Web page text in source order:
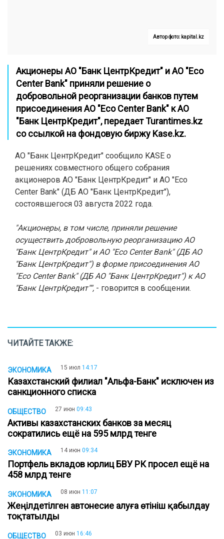
Автор фото: kapital.kz
Акционеры АО "Банк ЦентрКредит" и АО "Eco
Center Bank" приняли решение о
добровольной реорганизации банков путем
присоединения АО "Eco Center Bank" к АО
"Банк ЦентрКредит", передаетTurantimes.kz
со ссылкой на фондовую биржу Kase.kz.
АО "Банк ЦентрКредит" сообщило KASE о
решениях совместного общего собрания
акционеров АО "Банк ЦентрКредит" и АО "Eco
Center Bank" (ДБ АО "Банк ЦентрКредит"),
состоявшегося 03 августа 2022 года.
"Акционеры, в том числе, приняли решение
осуществить добровольную реорганизацию АО
"Банк ЦентрКредит" и АО "Eco Center Bank" (ДБ АО
"Банк ЦентрКредит") в форме присоединения АО
"Eco Center Bank" (ДБ АО "Банк ЦентрКредит") к АО
"Банк ЦентрКредит"", - говорится в сообщении.
ЧИТАЙТЕ ТАКЖЕ:
ЭКОНОМИКА 15 июл 14:17
Казахстанский филиал "Альфа-Банк" исключен из
санкционного списка
ОБЩЕСТВО 27 июн 09:43
Активы казахстанских банков за месяц
сократились ещё на 595 млрд тенге
ЭКОНОМИКА 14 июн 09:34
Портфель вкладов юрлиц БВУ РК просел ещё на
458 млрд тенге
ЭКОНОМИКА 08 июн 11:07
Жеңілдетілген автонесие алуға өтініш қабылдау
тоқтатылды
ОБЩЕСТВО 03 июн 16:46